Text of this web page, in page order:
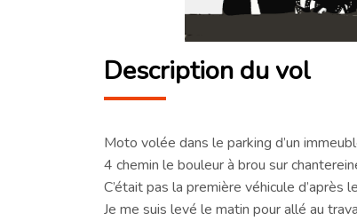
Description du vol
Moto volée dans le parking d’un
4 chemin le bouleur à brou sur
C’était pas la première véhicule d’après
Je me suis levé le matin pour allé au